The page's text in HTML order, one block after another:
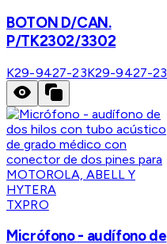
BOTON D/CAN.
P/TK2302/3302
K29-9427-23K29-9427-23
TXPRO
Micrófono - audífono de